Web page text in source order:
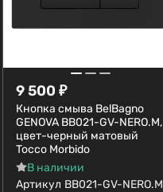
9 500 ₽
Кнопка смыва BelBagno
GENOVA BB021-GV-NERO.M,
цвет-черный матовый
Tocco Morbido
В наличии
Артикул BB021-GV-NERO.M